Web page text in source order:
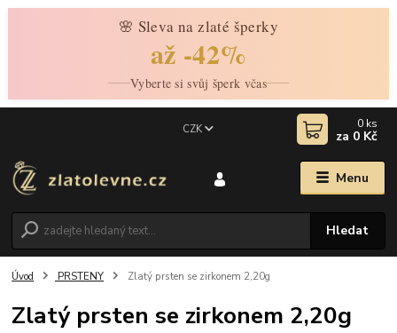
🌸 Sleva na zlaté šperky
až -42%
Vyberte si svůj šperk včas
Menu
CZK
Hledat
0 ks
za 0 Kč
Úvod PRSTENY Zlatý prsten se zirkonem 2,20g
Zlatý prsten se zirkonem 2,20g